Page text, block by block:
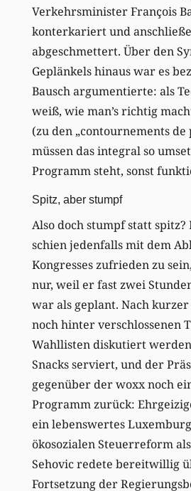
Verkehrsminister François
konterkariert und
abgeschmettert. Über den
Geplänkels hinaus war es
Bausch argumentierte: als
weiß, wie man’s richtig
(zu den „contournements
müssen das integral so
Programm steht, sonst
Spitz, aber stumpf
Also doch stumpf statt spitz?
schien jedenfalls mit dem
Kongresses zufrieden zu
nur, weil er fast zwei
war als geplant. Nach kurzer
noch hinter verschlossenen
Wahllisten diskutiert
Snacks serviert, und der
gegenüber der woxx noch
Programm zurück:
ein lebenswertes
ökosozialen Steuerreform
Sehovic redete bereitwillig
Fortsetzung der